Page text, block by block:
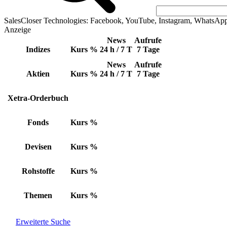
SalesCloser Technologies: Facebook, YouTube, Instagram,
Anzeige
Indizes Kurs %
News
24 h / 7 T
Aufrufe
7 Tage
Aktien Kurs %
News
24 h / 7 T
Aufrufe
7 Tage
Xetra-Orderbuch
Fonds Kurs %
Devisen Kurs %
Rohstoffe Kurs %
Themen Kurs %
Erweiterte Suche